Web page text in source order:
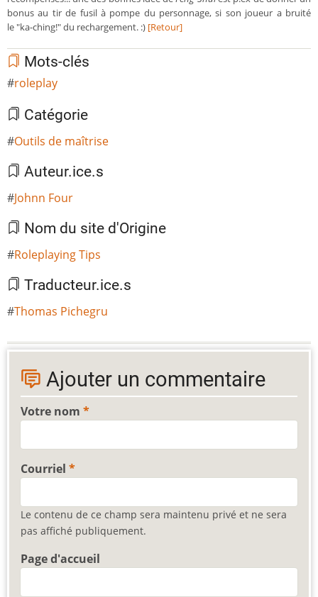
bonus au tir de fusil à pompe du personnage, si son joueur a bruité
le "ka-ching!" du rechargement. :) [Retour]
Mots-clés
roleplay
Catégorie
Outils de maîtrise
Auteur.ice.s
Johnn Four
Nom du site d'Origine
Roleplaying Tips
Traducteur.ice.s
Thomas Pichegru
Ajouter un commentaire
Votre nom
Courriel
Le contenu de ce champ sera maintenu privé et ne sera
pas affiché publiquement.
Page d'accueil